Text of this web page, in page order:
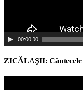
00:00:00
ZICĂLAŞII: Cântecele